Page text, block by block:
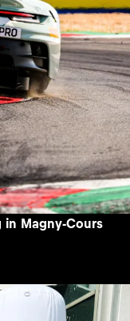
in Magny-Cours